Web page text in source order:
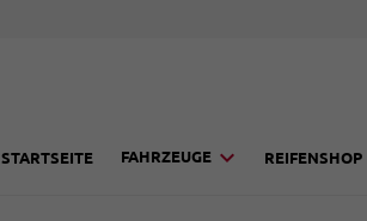
STARTSEITE FAHRZEUGE REIFENSHOP